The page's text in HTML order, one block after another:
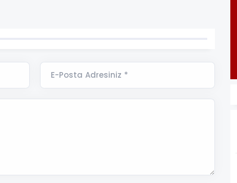
E-Posta Adresiniz *